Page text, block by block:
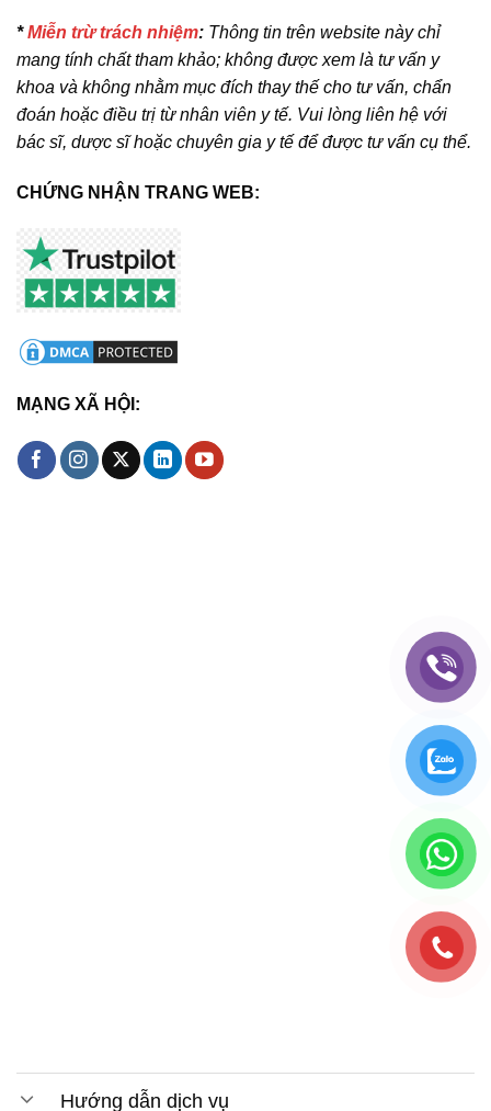
*Miễn trừ trách nhiệm: Thông tin trên website này chỉ
mang tính chất tham khảo; không được xem là tư vấn y
khoa và không nhằm mục đích thay thế cho tư vấn, chẩn
đoán hoặc điều trị từ nhân viên y tế. Vui lòng liên hệ với
bác sĩ, dược sĩ hoặc chuyên gia y tế để được tư vấn cụ thể.
CHỨNG NHẬN TRANG WEB:
MẠNG XÃ HỘI:
Hướng dẫn dịch vụ